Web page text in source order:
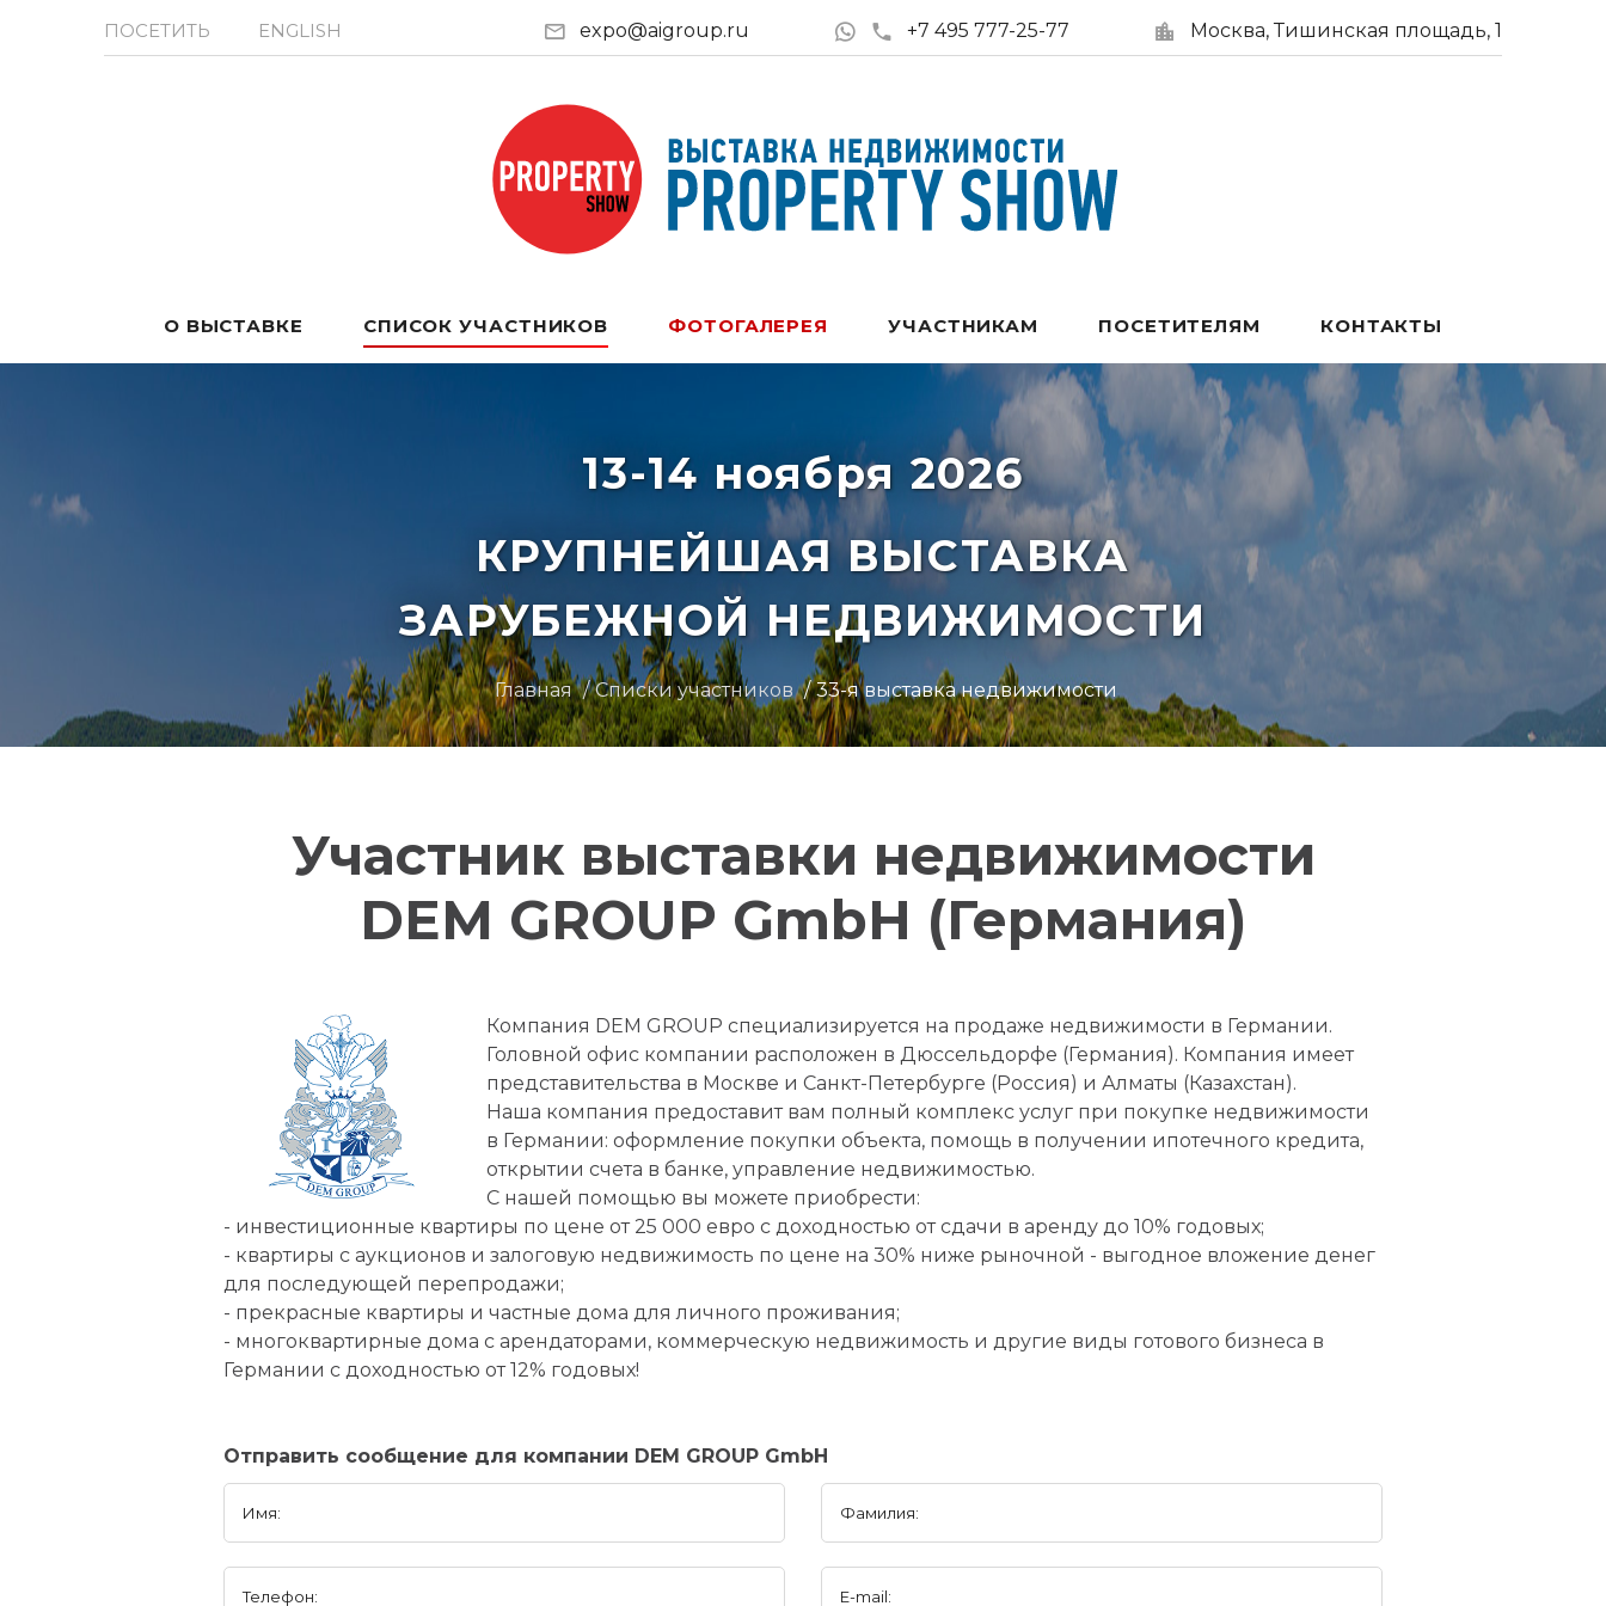
ПОСЕТИТЬ ENGLISH expo@aigroup.ru +7 495 777-25-77 Москва, Тишинская площадь, 1
О ВЫСТАВКЕ СПИСОК УЧАСТНИКОВ ФОТОГАЛЕРЕЯ УЧАСТНИКАМ ПОСЕТИТЕЛЯМ КОНТАКТЫ
13-14 ноября 2026
КРУПНЕЙШАЯ ВЫСТАВКА
ЗАРУБЕЖНОЙ НЕДВИЖИМОСТИ
Главная Списки участников 33-я выставка недвижимости
Участник выставки недвижимости
DEM GROUP GmbH (Германия)
Компания DEM GROUP специализируется на продаже недвижимости в Германии.
Головной офис компании расположен в Дюссельдорфе (Германия). Компания имеет
представительства в Москве и Санкт-Петербурге (Россия) и Алматы (Казахстан).
Наша компания предоставит вам полный комплекс услуг при покупке недвижимости
в Германии: оформление покупки объекта, помощь в получении ипотечного кредита,
открытии счета в банке, управление недвижимостью.
С нашей помощью вы можете приобрести:
- инвестиционные квартиры по цене от 25 000 евро с доходностью от сдачи в аренду до 10% годовых;
- квартиры с аукционов и залоговую недвижимость по цене на 30% ниже рыночной - выгодное вложение денег
для последующей перепродажи;
- прекрасные квартиры и частные дома для личного проживания;
- многоквартирные дома с арендаторами, коммерческую недвижимость и другие виды готового бизнеса в
Германии с доходностью от 12% годовых!
Отправить сообщение для компании DEM GROUP GmbH
Имя: Фамилия:
Телефон: E-mail: